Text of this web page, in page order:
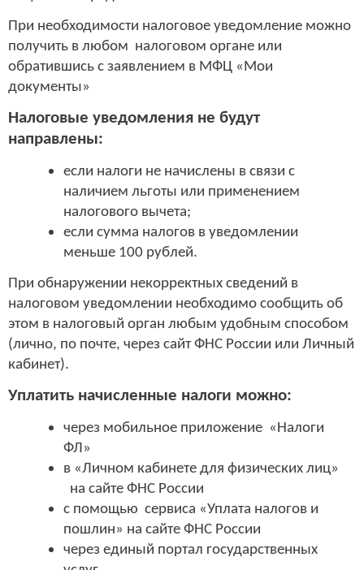
При необходимости налоговое уведомление можно
получить в любом налоговом органе или
обратившись с заявлением в МФЦ «Мои
документы»
Налоговые уведомления не будут
направлены:
если налоги не начислены в связи с
наличием льготы или применением
налогового вычета;
если сумма налогов в уведомлении
меньше 100 рублей.
При обнаружении некорректных сведений в
налоговом уведомлении необходимо сообщить об
этом в налоговый орган любым удобным способом
(лично, по почте, через сайт ФНС России или Личный
кабинет).
Уплатить начисленные налоги можно:
через мобильное приложение «Налоги
ФЛ»
в «Личном кабинете для физических лиц»
на сайте ФНС России
с помощью сервиса «Уплата налогов и
пошлин» на сайте ФНС России
через единый портал государственных